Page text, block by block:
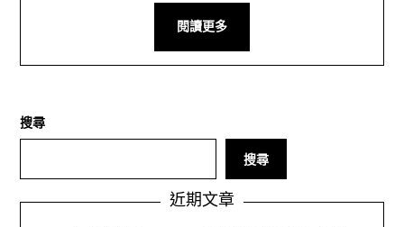
閱讀更多
搜尋
搜尋
近期文章